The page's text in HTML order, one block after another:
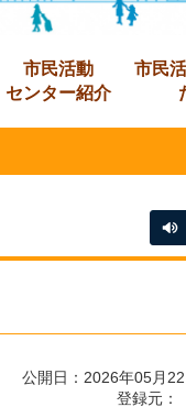
市民活動
センター紹介
市民
公開日：2026年05月
登録元：